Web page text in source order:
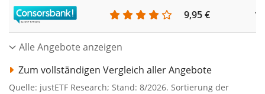
9,95 €
Alle Angebote anzeigen
Zum vollständigen Vergleich aller Angebote
Quelle: justETF Research; Stand: 8/2026. Sortierung der